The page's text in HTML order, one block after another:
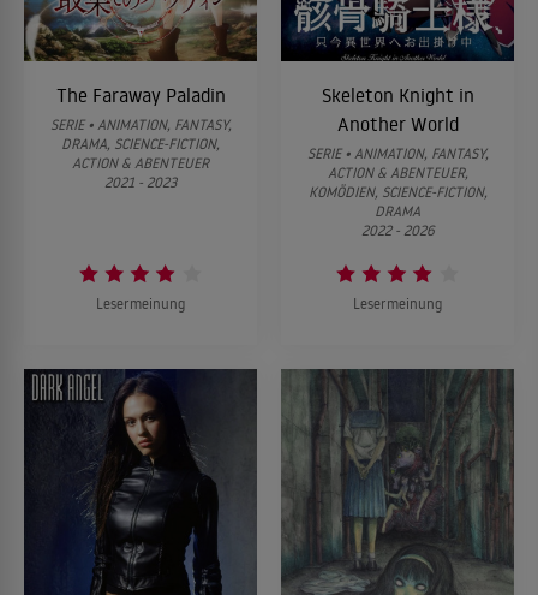
The Faraway Paladin
SERIE • ANIMATION, FANTASY,
DRAMA, SCIENCE-FICTION,
ACTION & ABENTEUER
2021 - 2023
Lesermeinung
Skeleton Knight in
Another World
SERIE • ANIMATION, FANTASY,
ACTION & ABENTEUER,
KOMÖDIEN, SCIENCE-FICTION,
DRAMA
2022 - 2026
Lesermeinung